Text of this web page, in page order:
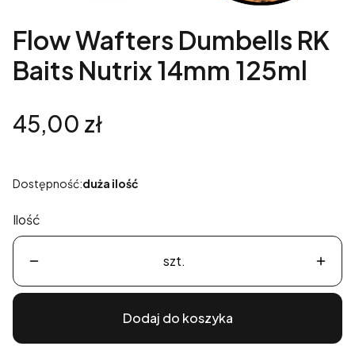
Flow Wafters Dumbells RK
Baits Nutrix 14mm 125ml
Cena
45,00 zł
Dostępność:duża ilość
Ilość
szt.
Dodaj do koszyka